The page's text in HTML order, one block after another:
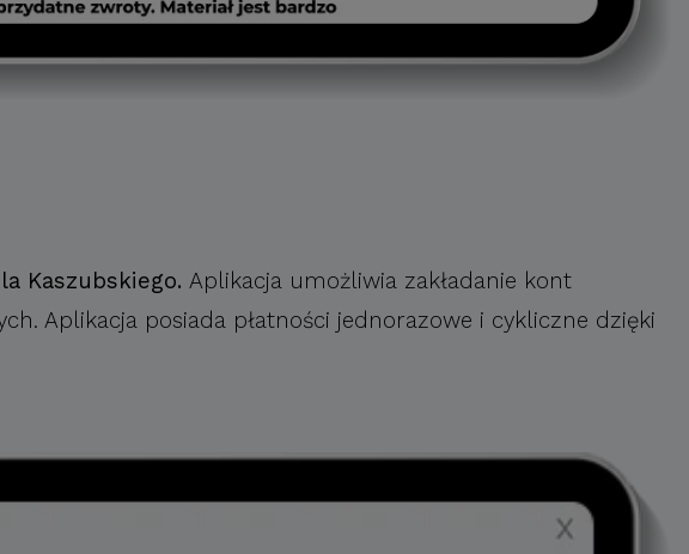
Kaszubskiego. Aplikacja umożliwia zakładanie kont
Aplikacja posiada płatności jednorazowe i cykliczne dzięki